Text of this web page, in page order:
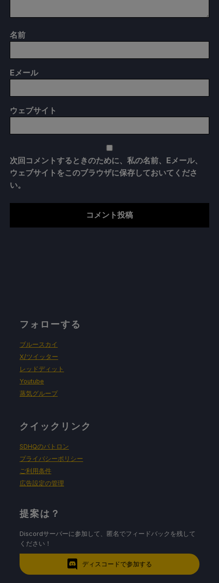
名前
Eメール
ウェブサイト
次回コメントするときのために、私の名前、Eメール、
ウェブサイトをこのブラウザに保存しておいてくださ
い。
フォローする
ブルースカイ
X/ツイッター
レッドディット
Youtube
蒸気グループ
クイックリンク
SDHQのパトロン
プライバシーポリシー
ご利用条件
広告設定の管理
提案は？
Discordサーバーに参加して、匿名でフィードバックを残して
ください！
ディスコードで参加する